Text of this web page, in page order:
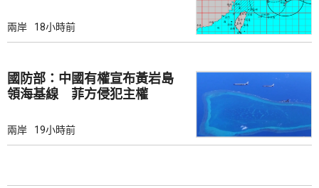
兩岸 18小時前
國防部：中國有權宣布黃岩島
領海基線 菲方侵犯主權
兩岸 19小時前